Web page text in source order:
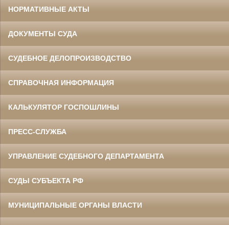
НОРМАТИВНЫЕ АКТЫ
ДОКУМЕНТЫ СУДА
СУДЕБНОЕ ДЕЛОПРОИЗВОДСТВО
СПРАВОЧНАЯ ИНФОРМАЦИЯ
КАЛЬКУЛЯТОР ГОСПОШЛИНЫ
ПРЕСС-СЛУЖБА
УПРАВЛЕНИЕ СУДЕБНОГО ДЕПАРТАМЕНТА
СУДЫ СУБЪЕКТА РФ
МУНИЦИПАЛЬНЫЕ ОРГАНЫ ВЛАСТИ